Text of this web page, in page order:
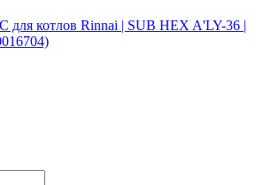
для котлов Rinnai | SUB HEX A'LY-36 |